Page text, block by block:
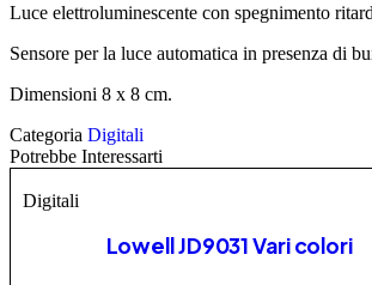
Luce elettroluminescente con spegnimento
Sensore per la luce automatica in presenza di
Dimensioni 8 x 8 cm.
Categoria Digitali
Potrebbe Interessarti
Digitali
Lowell JD9031 Vari colori